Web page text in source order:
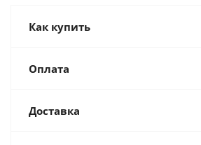
Как купить
Оплата
Доставка